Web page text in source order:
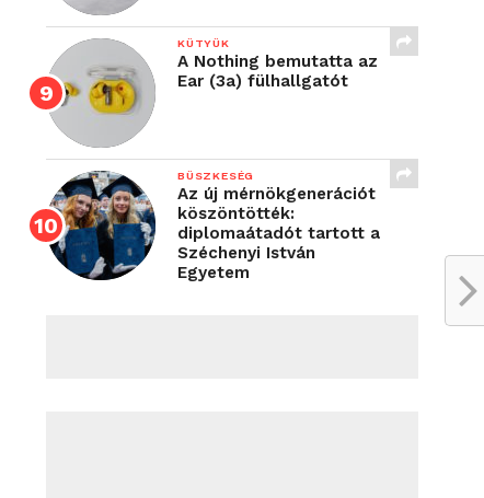
KÜTYÜK
A Nothing bemutatta az
Ear (3a) fülhallgatót
BÜSZKESÉG
Az új mérnökgenerációt
köszöntötték:
diplomaátadót tartott a
Széchenyi István
Egyetem